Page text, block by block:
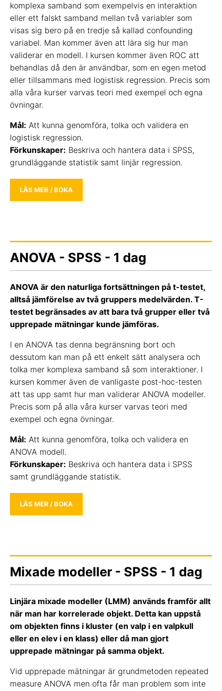
komplexa samband som exempelvis en interaktion
eller ett falskt samband mellan två variabler som
visas sig bero på en tredje så kallad confounding
variabel. Man kommer även att lära sig hur man
validerar en modell. I kursen kommer även ROC att
behandlas då den är användbar, som en egen metod
eller tillsammans med logistisk regression. Precis som
alla våra kurser varvas teori med exempel och egna
övningar.
Mål: Att kunna genomföra, tolka och validera en
logistisk regression.
Förkunskaper: Beskriva och hantera data i SPSS,
grundläggande statistik samt linjär regression.
LÄS MER / BOKA
ANOVA - SPSS - 1 dag
ANOVA är den naturliga fortsättningen på t-testet,
alltså jämförelse av två gruppers medelvärden. T-
testet begränsades av att bara två grupper eller två
upprepade mätningar kunde jämföras.
I en ANOVA tas denna begränsning bort och
dessutom kan man på ett enkelt sätt analysera och
tolka mer komplexa samband så som interaktioner. I
kursen kommer även de vanligaste post-hoc-testen
att tas upp samt hur man validerar ANOVA modeller.
Precis som på alla våra kurser varvas teori med
exempel och egna övningar.
Mål: Att kunna genomföra, tolka och validera en
ANOVA modell.
Förkunskaper: Beskriva och hantera data i SPSS
samt grundläggande statistik.
LÄS MER / BOKA
Mixade modeller - SPSS - 1 dag
Linjära mixade modeller (LMM) används framför allt
när man har korrelerade objekt. Detta kan uppstå
om objekten finns i kluster (en valp i en valpkull
eller en elev i en klass) eller då man gjort
upprepade mätningar på samma objekt.
Vid upprepade mätningar är grundmetoden repeated
measure ANOVA men ofta får man problem som inte